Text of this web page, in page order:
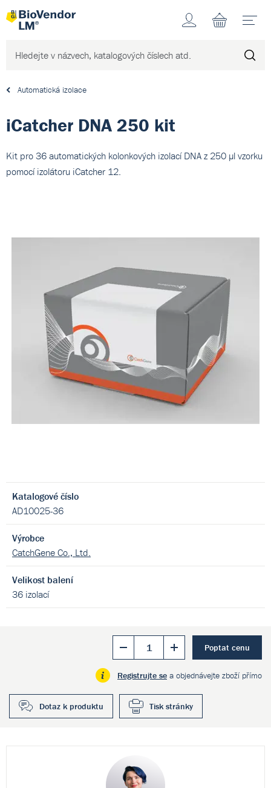
Účet
Automatická izolace
iCatcher DNA 250 kit
Kit pro 36 automatických kolonkových izolací DNA z 250 µl vzorku
pomocí izolátoru iCatcher 12.
Katalogové číslo
AD10025-36
Výrobce
CatchGene Co., Ltd.
Velikost balení
36 izolací
Poptat cenu
Registrujte se a objednávejte zboží přímo
Dotaz k produktu Tisk stránky